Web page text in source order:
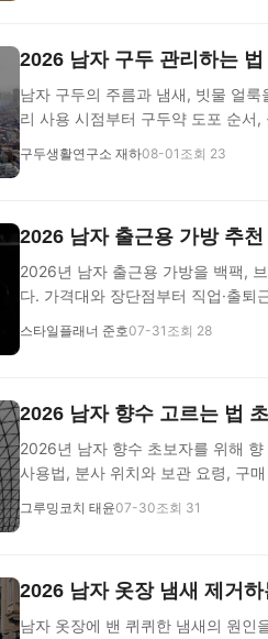
2026 남자 구두 관리하는 법
남자 구두의 주름과 냄새, 빗물 얼
리 사용 시점부터 구두약 도포 순서,
구두생활연구소 재하08-01 조회 23
2026 남자 출근용 가방 추
2026년 남자 출근용 가방을 백팩,
다. 가격대와 장단점부터 직업·출퇴
스타일플래너 준호07-31 조회 28
2026 남자 향수 고르는 법
2026년 남자 향수 초보자를 위해
사용법, 분사 위치와 보관 요령, 구
그루밍코치 태윤07-30조회 31
2026 남자 옷장 냄새 제거
남자 옷장에 밴 퀴퀴한 냄새의 원인